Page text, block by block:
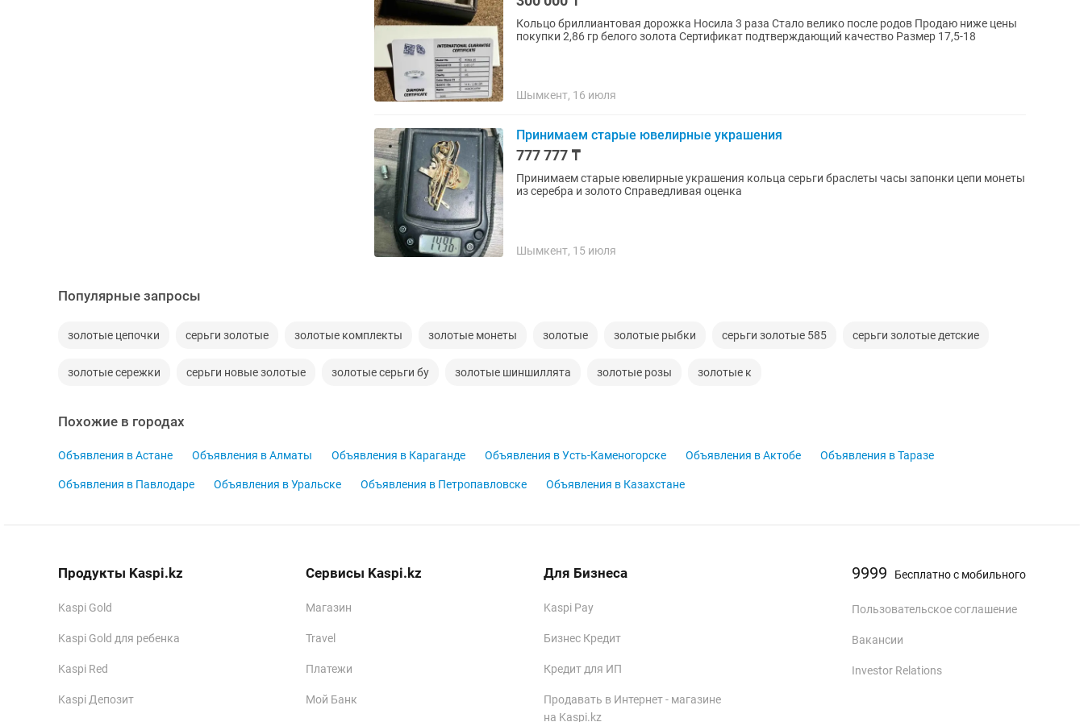
Кольцо бриллиантовая дорожка Носила 3 раза Стало велико после родов Продаю ниже цены
покупки 2,86 гр белого золота Сертификат подтверждающий качество Размер 17,5-18
Шымкент, 16 июля
Принимаем старые ювелирные украшения
777 777 ₸
Принимаем старые ювелирные украшения кольца серьги браслеты часы запонки цепи монеты
из серебра и золото Справедливая оценка
Шымкент, 15 июля
Популярные запросы
золотые цепочки серьги золотые золотые комплекты золотые монеты золотые золотые рыбки серьги золотые 585 серьги золотые детские
золотые сережки серьги новые золотые золотые серьги бу золотые шиншиллята золотые розы золотые к
Похожие в городах
Объявления в Астане Объявления в Алматы Объявления в Караганде Объявления в Усть-Каменогорске Объявления в Актобе Объявления в Таразе
Объявления в Павлодаре Объявления в Уральске Объявления в Петропавловске Объявления в Казахстане
Продукты Kaspi.kz
Kaspi Gold
Kaspi Gold для ребенка
Kaspi Red
Kaspi Депозит
Сервисы Kaspi.kz
Магазин
Travel
Платежи
Мой Банк
Для Бизнеса
Kaspi Pay
Бизнес Кредит
Кредит для ИП
Продавать в Интернет - магазине
на Kaspi.kz
9999 Бесплатно с мобильного
Пользовательское соглашение
Вакансии
Investor Relations